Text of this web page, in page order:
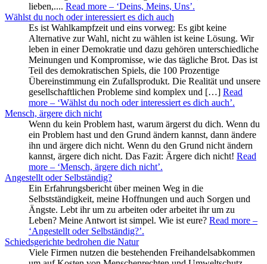
lieben,.... Read more – ‘Deins, Meins, Uns’.
Wählst du noch oder interessiert es dich auch
Es ist Wahlkampfzeit und eins vorweg: Es gibt keine
Alternative zur Wahl, nicht zu wählen ist keine Lösung. Wir
leben in einer Demokratie und dazu gehören unterschiedliche
Meinungen und Kompromisse, wie das tägliche Brot. Das ist
Teil des demokratischen Spiels, die 100 Prozentige
Übereinstimmung ein Zufallsprodukt. Die Realität und unsere
gesellschaftlichen Probleme sind komplex und […] Read
more – ‘Wählst du noch oder interessiert es dich auch’.
Mensch, ärgere dich nicht
Wenn du kein Problem hast, warum ärgerst du dich. Wenn du
ein Problem hast und den Grund ändern kannst, dann ändere
ihn und ärgere dich nicht. Wenn du den Grund nicht ändern
kannst, ärgere dich nicht. Das Fazit: Ärgere dich nicht! Read
more – ‘Mensch, ärgere dich nicht’.
Angestellt oder Selbständig?
Ein Erfahrungsbericht über meinen Weg in die
Selbstständigkeit, meine Hoffnungen und auch Sorgen und
Ängste. Lebt ihr um zu arbeiten oder arbeitet ihr um zu
Leben? Meine Antwort ist simpel. Wie ist eure? Read more –
‘Angestellt oder Selbständig?’.
Schiedsgerichte bedrohen die Natur
Viele Firmen nutzen die bestehenden Freihandelsabkommen